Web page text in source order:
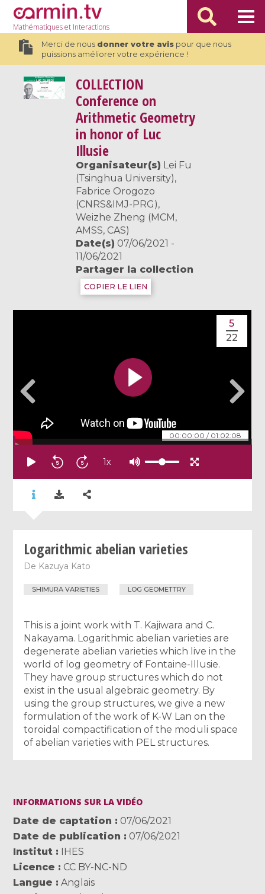
Mathématiqueset Interactions
Merci de nous donner votre avispour que nous
puissions améliorer votre expérience !
COLLECTION
Conference on
Arithmetic Geometry
in honor of Luc
Illusie
Organisateur(s) Lei Fu
(Tsinghua University),
Fabrice Orogozo
(CNRS&IMJ-PRG),
Weizhe Zheng (MCM,
AMSS, CAS)
Date(s) 07/06/2021 -
11/06/2021
Partager la collection
COPIER LE LIEN
00:00:00 / 01:02:08
5
22
1x
Logarithmic abelian varieties
De Kazuya Kato
SHIMURA VARIETIES LOG GEOMETTRY
This is a joint work with T. Kajiwara and C.
Nakayama. Logarithmic abelian varieties are
degenerate abelian varieties which live in the
world of log geometry of Fontaine-Illusie.
They have group structures which do not
exist in the usual algebraic geometry. By
using the group structures, we give a new
formulation of the work of K-W Lan on the
toroidal compactification of the moduli space
of abelian varieties with PEL structures.
INFORMATIONS SUR LA VIDÉO
Date de captation
07/06/2021
Date de publication
07/06/2021
Institut
IHES
Licence
CC BY-NC-ND
Langue
Anglais